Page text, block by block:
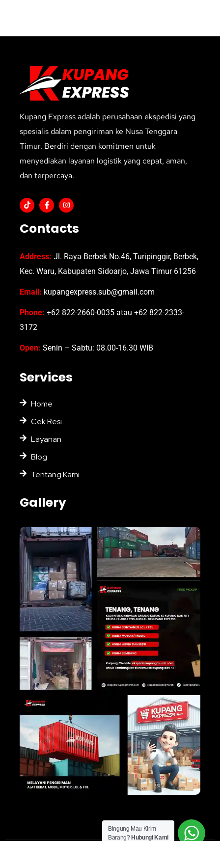
Kupang Express adalah perusahaan ekspedisi yang
spesialis dalam pengiriman ke Nusa Tenggara
Timur. Berdiri dengan komitmen untuk
menyediakan layanan logistik yang cepat, aman,
dan terpercaya.
Contacts
Address: Jl. Raya Berbek No.46, Turipinggir, Berbek,
Kec. Waru, Kabupaten Sidoarjo, Jawa Timur 61256
Email: kupangexpress.sub@gmail.com
Phone: +62 822-2660-0035 atau +62 822-2333-
3172
Open: Senin – Sabtu: 08.00-16.30 WIB
Services
Home
Cek Resi
Layanan
Blog
Tentang Kami
Gallery
Bingung Mau Kirim
Barang? Hubungi Kami